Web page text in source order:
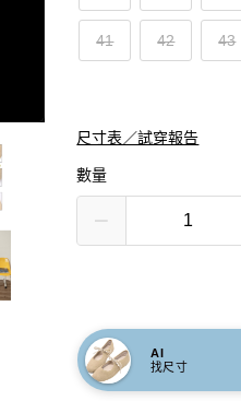
41 42 43
尺寸表／試穿報告
數量
AI
找尺寸